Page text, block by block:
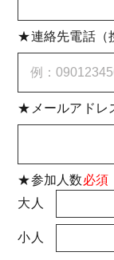
★連絡先電話（
★メールアドレ
★参加人数必須
大人
小人